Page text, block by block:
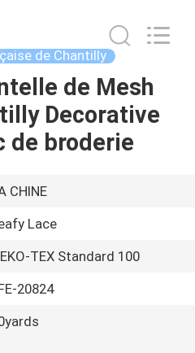
de Chantilly
de Mesh
Decorative
de broderie
CHINE
Lace
TEX Standard 100
20824